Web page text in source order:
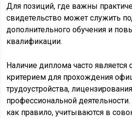
Для позиций, где важны
свидетельство может служить
дополнительного обучения и
квалификации.
Наличие диплома часто является
критерием для прохождения
трудоустройства,
профессиональной
как правило, учитываются в